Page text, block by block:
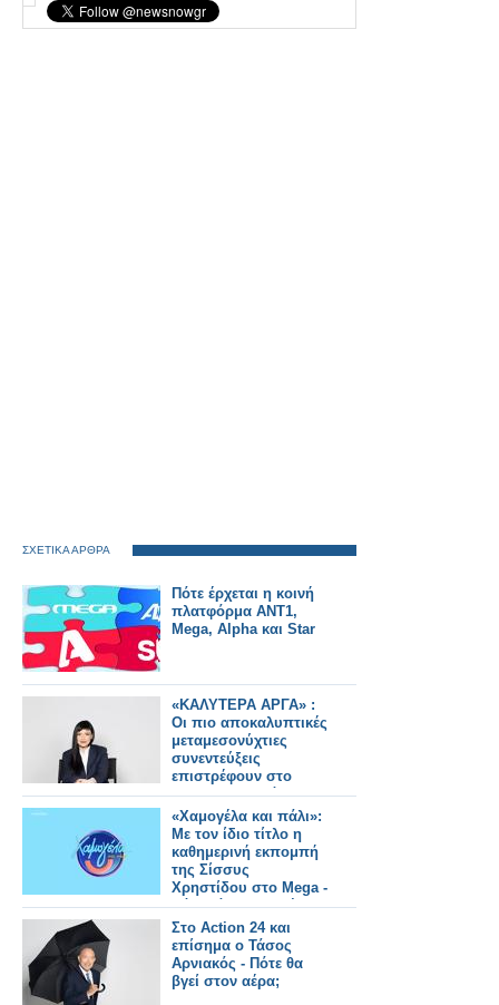
ΣΧΕΤΙΚΑ ΑΡΘΡΑ
Πότε έρχεται η κοινή
πλατφόρμα ΑΝΤ1,
Mega, Alpha και Star
«ΚΑΛΥΤΕΡΑ ΑΡΓΑ» :
Oι πιο αποκαλυπτικές
μεταμεσονύχτιες
συνεντεύξεις
επιστρέφουν στο
ACTION 24 - Πότε
κάνουν πρεμιέρα;
«Χαμογέλα και πάλι»:
Με τον ίδιο τίτλο η
καθημερινή εκπομπή
της Σίσσυς
Χρηστίδου στο Mega -
Πότε κάνει πρεμιέρα;
Στο Action 24 και
επίσημα ο Τάσος
Αρνιακός - Πότε θα
βγεί στον αέρα;